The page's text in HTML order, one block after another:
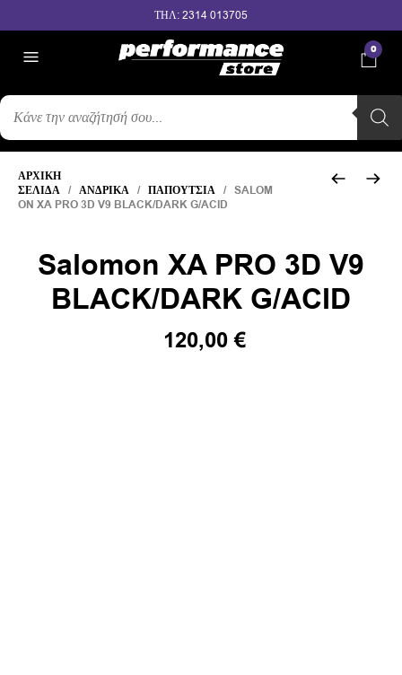
ΤΗΛ: 2314 013705
0
ΑΝΑΖΉΤΗΣΗ
ΠΡΟΪΌΝΤΩΝ
ΑΡΧΙΚΉ
ΣΕΛΊΔΑ / ΑΝΔΡΙΚΆ / ΠΑΠΟΎΤΣΙΑ / SALOM
ON XA PRO 3D V9 BLACK/DARK G/ACID
Salomon XA PRO 3D V9
BLACK/DARK G/ACID
Original
120,00€Η